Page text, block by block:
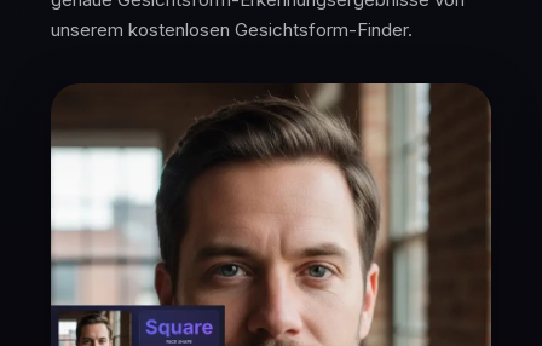
unserem kostenlosen Gesichtsform-Finder.